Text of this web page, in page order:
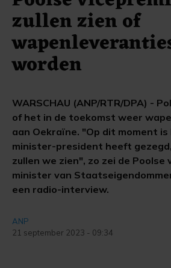
zullen zien of
worden
WARSCHAU (ANP/RTR/DPA) -
of het in de toekomst weer
aan Oekraïne. "Op dit moment
minister-president heeft
zullen we zien", zo zei de Poolse
minister van
een radio-interview.
ANP
21 september 2023 - 09:34